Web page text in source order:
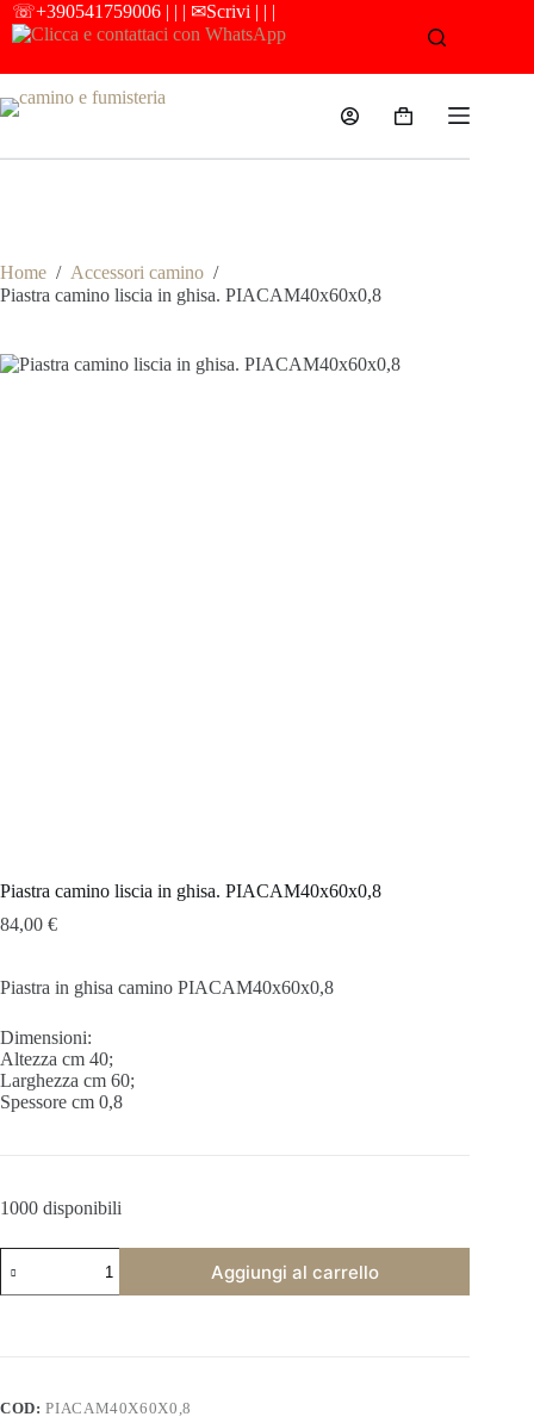
Salta
☏+390541759006 | | | ✉Scrivi | | |
Carrello
Home / Accessori camino /
Piastra camino liscia in ghisa. PIACAM40x60x0,8
Piastra camino liscia in ghisa. PIACAM40x60x0,8
84,00 €
Piastra in ghisa camino PIACAM40x60x0,8
Dimensioni:
Altezza cm 40;
Larghezza cm 60;
Spessore cm 0,8
1000 disponibili
camino
liscia
Aggiungi al carrello
COD:PIACAM40X60X0,8